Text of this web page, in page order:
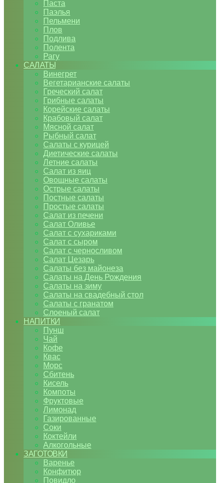
Паста
Паэлья
Пельмени
Плов
Подлива
Полента
Рагу
САЛАТЫ
Винегрет
Вегетарианские салаты
Греческий салат
Грибные салаты
Корейские салаты
Крабовый салат
Мясной салат
Рыбный салат
Салаты с курицей
Диетические салаты
Летние салаты
Салат из яиц
Овощные салаты
Острые салаты
Постные салаты
Простые салаты
Салат из печени
Салат Оливье
Салат с сухариками
Салат с сыром
Салат с черносливом
Салат Цезарь
Салаты без майонеза
Салаты на День Рождения
Салаты на зиму
Салаты на свадебный стол
Салаты с гранатом
Слоеный салат
НАПИТКИ
Пунш
Чай
Кофе
Квас
Морс
Сбитень
Кисель
Компоты
Фруктовые
Лимонад
Газированные
Соки
Коктейли
Алкогольные
ЗАГОТОВКИ
Варенье
Конфитюр
Повидло